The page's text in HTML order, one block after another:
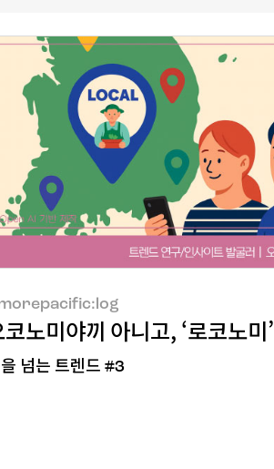
노미야끼 아니고, ‘로코노미’
넘는 트렌드 #3